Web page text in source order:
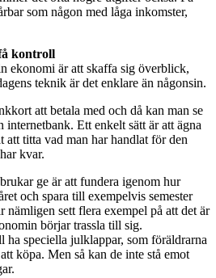
som någon med låga inkomster,
kontroll
ekonomi är att skaffa sig överblick,
teknik är det enklare än någonsin.
att betala med och då kan man se
Ett enkelt sätt är att ägna
att titta vad man har handlat för den
kvar.
ge är att fundera igenom hur
och spara till exempelvis semester
sett flera exempel på att det är
börjar trassla till sig.
ha speciella julklappar, som föräldrarna
köpa. Men så kan de inte stå emot